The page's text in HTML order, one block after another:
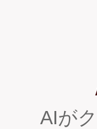
AIが